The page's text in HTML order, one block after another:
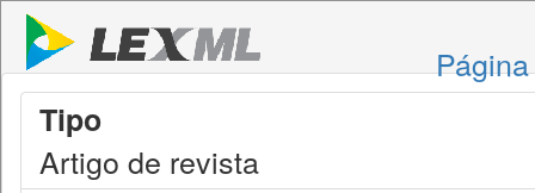
Tipo
Artigo de revista